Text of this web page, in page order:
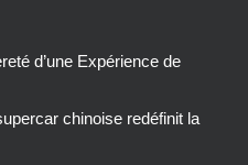
d’une Expérience de
chinoise redéfinit la